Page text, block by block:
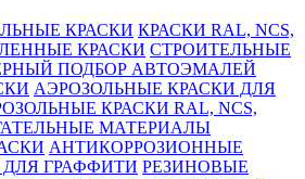
КРАСКИ КРАСКИ RAL, NCS,
КРАСКИ СТРОИТЕЛЬНЫЕ
ПОДБОР АВТОЭМАЛЕЙ
АЭРОЗОЛЬНЫЕ КРАСКИ ДЛЯ
КРАСКИ RAL, NCS,
МАТЕРИАЛЫ
АНТИКОРРОЗИОННЫЕ
ДЛЯ ГРАФФИТИ РЕЗИНОВЫЕ